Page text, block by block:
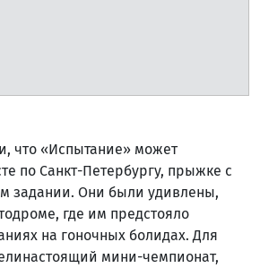
что «Испытание» может
по Санкт-Петербургу, прыжке с
задании. Они были удивлены,
где им предстояло
на гоночных болидах. Для
мини-чемпионат,